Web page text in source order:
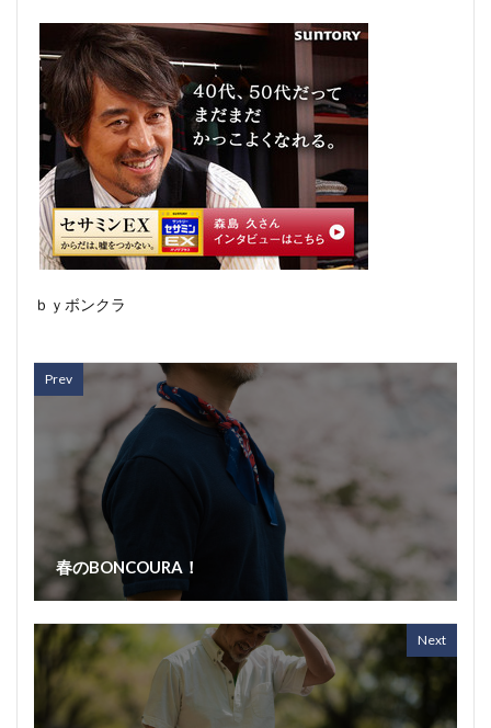
ｂｙボンクラ
Prev
春のBONCOURA！
Next